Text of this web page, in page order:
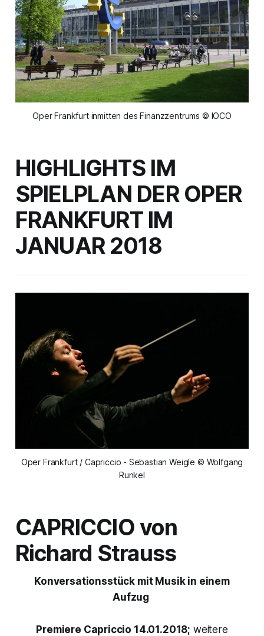
Oper Frankfurt inmitten des Finanzzentrums © IOCO
HIGHLIGHTS IM
SPIELPLAN DER OPER
FRANKFURT IM
JANUAR 2018
Oper Frankfurt / Capriccio - Sebastian Weigle © Wolfgang
Runkel
CAPRICCIO von
Richard Strauss
Konversationsstück mit Musik in einem
Aufzug
Premiere Capriccio 14.01.2018; weitere